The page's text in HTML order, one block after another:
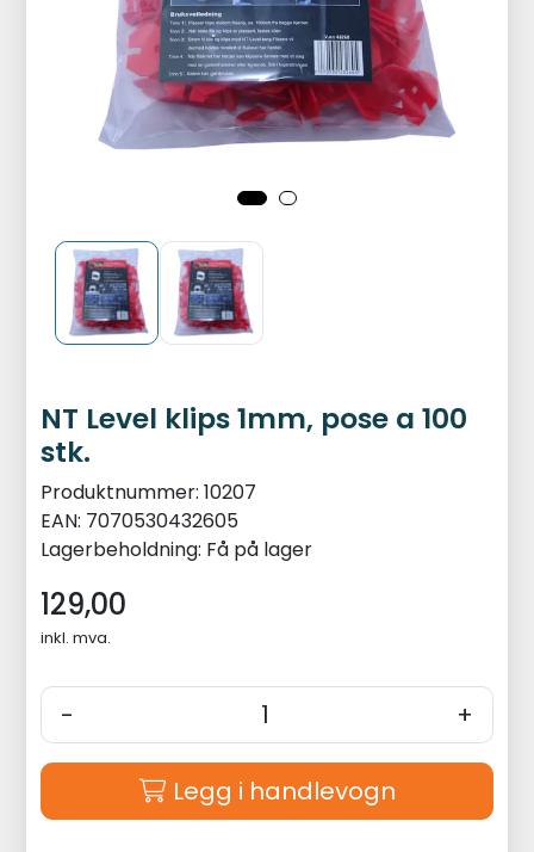
NT Level klips 1mm, pose a 100
stk.
Produktnummer: 10207
EAN: 7070530432605
Lagerbeholdning: Få på lager
129,00
inkl. mva.
- +
Legg i handlevogn